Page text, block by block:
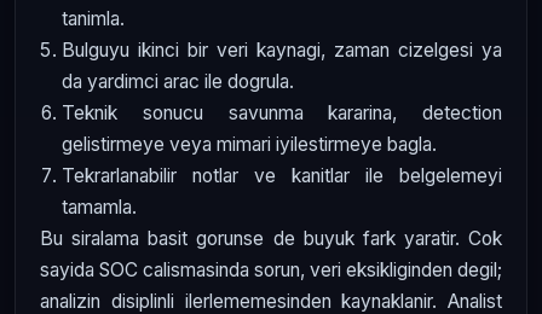
tanimla.
Bulguyu ikinci bir veri kaynagi, zaman cizelgesi ya
da yardimci arac ile dogrula.
Teknik sonucu savunma kararina, detection
gelistirmeye veya mimari iyilestirmeye bagla.
Tekrarlanabilir notlar ve kanitlar ile belgelemeyi
tamamla.
Bu siralama basit gorunse de buyuk fark yaratir. Cok
sayida SOC calismasinda sorun, veri eksikliginden degil;
analizin disiplinli ilerlememesinden kaynaklanir. Analist